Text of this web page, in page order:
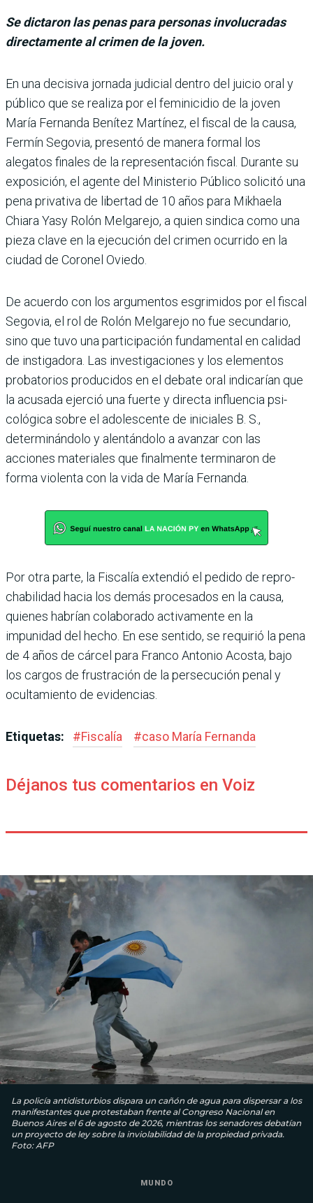
Se dictaron las penas para personas involucradas
directamente al crimen de la joven.
En una decisiva jornada judicial dentro del jui­cio oral y
público que se realiza por el feminicidio de la joven
María Fernanda Benítez Martínez, el fiscal de la causa,
Fermín Segovia, pre­sentó de manera formal los
alegatos finales de la repre­sentación fiscal. Durante su
exposición, el agente del Ministerio Público solicitó una
pena privativa de liber­tad de 10 años para Mikhaela
Chiara Yasy Rolón Melgarejo, a quien sindica como una
pieza clave en la ejecución del crimen ocurrido en la
ciudad de Coronel Oviedo.
De acuerdo con los argumentos esgrimidos por el fiscal
Sego­via, el rol de Rolón Melgarejo no fue secundario,
sino que tuvo una participación fundamen­tal en calidad
de instigadora. Las investigaciones y los ele­mentos
probatorios produci­dos en el debate oral indica­rían que
la acusada ejerció una fuerte y directa influencia psi­
cológica sobre el adolescente de iniciales B. S.,
determinándolo y alentándolo a avanzar con las
acciones materiales que final­mente terminaron de
forma violenta con la vida de María Fernanda.
Por otra parte, la Fiscalía extendió el pedido de repro­
chabilidad hacia los demás procesados en la causa,
quie­nes habrían colaborado acti­vamente en la
impunidad del hecho. En ese sentido, se requirió la pena
de 4 años de cárcel para Franco Anto­nio Acosta, bajo
los cargos de frustración de la persecu­ción penal y
ocultamiento de evidencias.
Etiquetas: #Fiscalía #caso María Fernanda
Déjanos tus comentarios en Voiz
La policía antidisturbios dispara un cañón de agua para dispersar a los
manifestantes que protestaban frente al Congreso Nacional en
Buenos Aires el 6 de agosto de 2026, mientras los senadores debatían
un proyecto de ley sobre la inviolabilidad de la propiedad privada.
Foto: AFP
MUNDO